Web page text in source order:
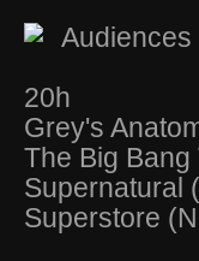
Audiences
20h
Grey's
The Big Bang
Supernatural
Superstore